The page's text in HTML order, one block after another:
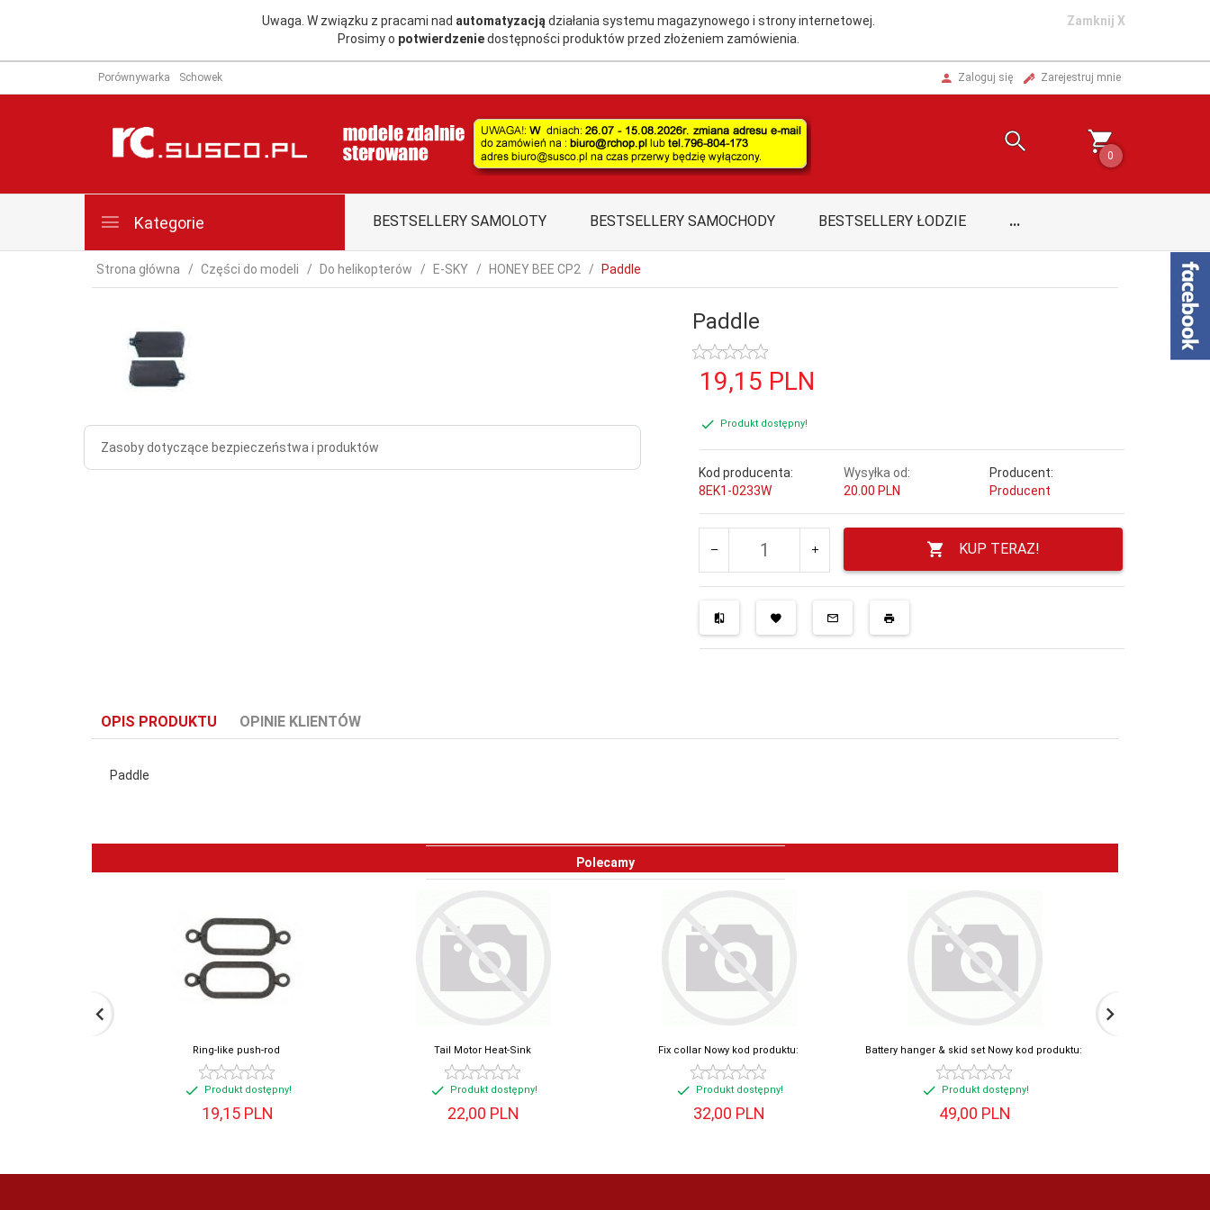
Uwaga. W związku z pracami nad automatyzacjądziałania systemu magazynowego i strony internetowej.
Prosimy o potwierdzeniedostępności produktów przed złożeniem zamówienia.
Zamknij X
Porównywarka Schowek Zaloguj się Zarejestruj mnie
0
Kategorie BESTSELLERY SAMOLOTY BESTSELLERY SAMOCHODY BESTSELLERY ŁODZIE ...
Strona główna Części do modeli Do helikopterów E-SKY HONEY BEE CP2 Paddle
Zasoby dotyczące bezpieczeństwa i produktów
Paddle
19,15 PLN
Produkt dostępny!
Kod producenta:
8EK1-0233W
Wysyłka od:
20.00 PLN
Producent:
Producent
KUP TERAZ!
OPIS PRODUKTU OPINIE KLIENTÓW
Paddle
Polecamy
Ring-like push-rod
Produkt dostępny!
19,15 PLN
Tail Motor Heat-Sink
Produkt dostępny!
22,00 PLN
Fix collar Nowy kod produktu:
Produkt dostępny!
32,00 PLN
Battery hanger & skid set Nowy kod produktu:
Produkt dostępny!
49,00 PLN